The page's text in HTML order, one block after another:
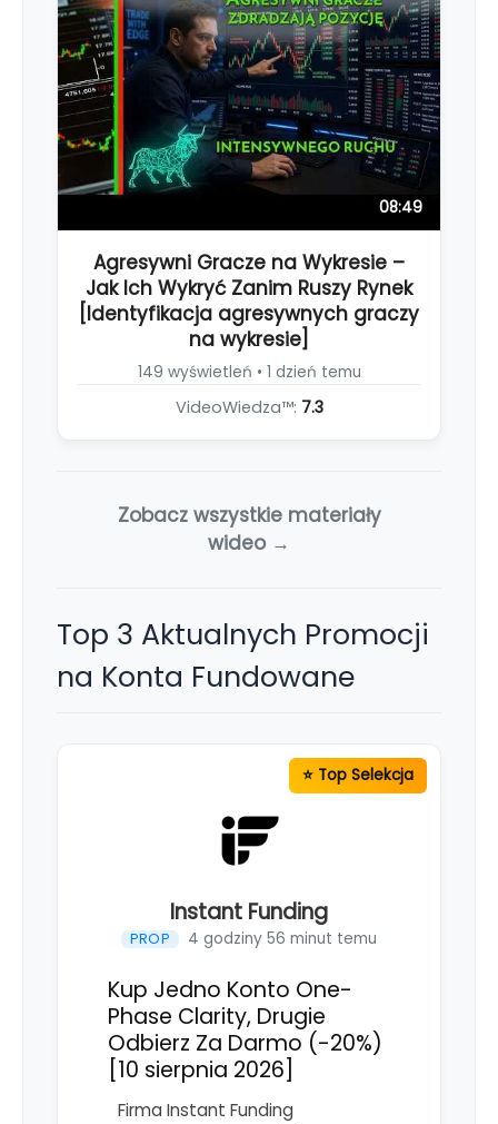
08:49
Agresywni Gracze na Wykresie –
Jak Ich Wykryć Zanim Ruszy Rynek
[Identyfikacja agresywnych graczy
na wykresie]
149 wyświetleń • 1 dzień temu
VideoWiedza™: 7.3
Zobacz wszystkie materiały
wideo →
Top 3 Aktualnych Promocji
na Konta Fundowane
Instant Funding
PROP 4 godziny 56 minut temu
Kup Jedno Konto One-
Phase Clarity, Drugie
Odbierz Za Darmo (-20%)
[10 sierpnia 2026]
Firma Instant Funding